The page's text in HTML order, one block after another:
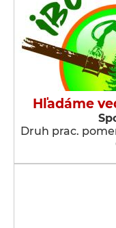
Hľadáme
Druh prac.